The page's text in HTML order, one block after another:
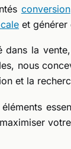
conversion
et générer
dans la
nous
et la